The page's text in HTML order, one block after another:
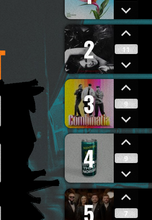
2 11
3 9
4 9
5 7